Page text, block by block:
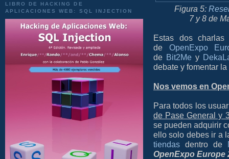
LIBRO DE HACKING DE
APLICACIONES WEB: SQL INJECTION
Figura 5:
7 y 8 de
Estas dos charlas
de OpenExpo
de Bit2Me y
debate y fomentar
Nos vemos en
Para todos los
de Pase General y
se pueden adquirir
ello solo debes ir a
tiendas dentro de
OpenExpo Europe